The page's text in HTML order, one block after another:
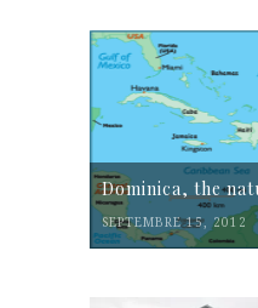
Dominica, the
SEPTEMBRE 15, 2012